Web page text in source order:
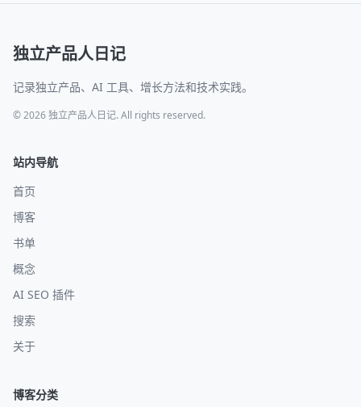
独立产品人日记
记录独立产品、AI 工具、增长方法和技术实践。
© 2026 独立产品人日记. All rights reserved.
站内导航
首页
博客
书单
概念
AI SEO 插件
搜索
关于
博客分类